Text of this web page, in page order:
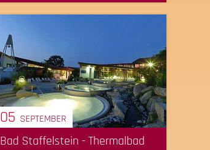
05 SEPTEMBER
Bad Staffelstein - Thermalbad